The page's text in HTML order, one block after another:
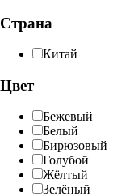
Страна
Китай
Цвет
Бежевый
Белый
Бирюзовый
Голубой
Жёлтый
Зелёный